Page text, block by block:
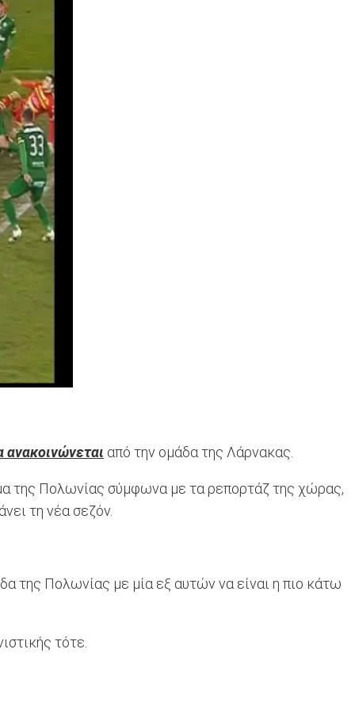
ανακοινώνεται από την ομάδα της Λάρνακας.
της Πολωνίας σύμφωνα με τα ρεπορτάζ της χώρας,
τη νέα σεζόν.
της Πολωνίας με μία εξ αυτών να είναι η πιο κάτω
τότε.